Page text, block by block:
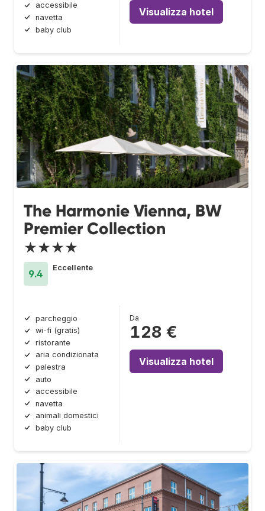
accessibile
navetta
baby club
Visualizza hotel
The Harmonie Vienna, BW
Premier Collection
★★★★
9.4
Eccellente
parcheggio
wi-fi (gratis)
ristorante
aria condizionata
palestra
auto
accessibile
navetta
animali domestici
baby club
Da
128 €
Visualizza hotel